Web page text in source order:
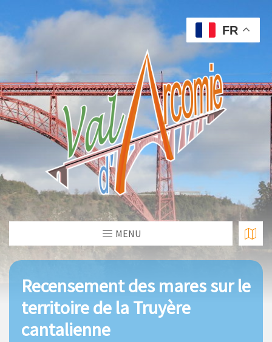
MENU
Recensement des mares sur le
territoire de la Truyère
cantalienne
FR